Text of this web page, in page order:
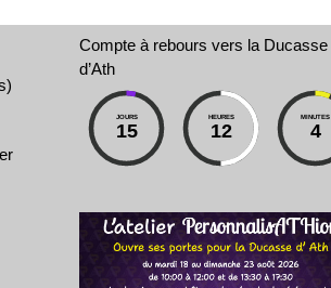
Compte à rebours vers la Ducasse
d’Ath
JOURS
15
HEURES
12
MINUTES
4